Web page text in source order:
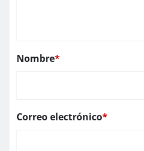
Nombre*
Correo electrónico*